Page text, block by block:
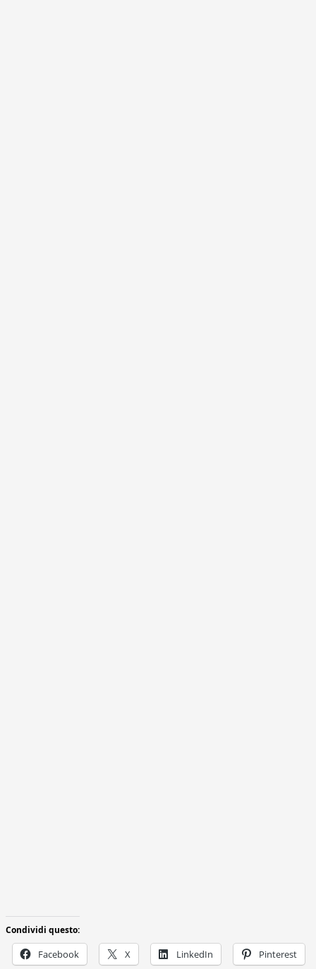
Condividi questo:
Facebook X LinkedIn Pinterest